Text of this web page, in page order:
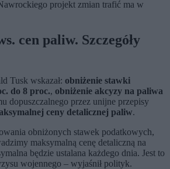
projekt zmian trafić ma w
cen paliw. Szczegóły
Tusk wskazał: obniżenie stawki
do 8 proc., obniżenie akcyzy na paliwa
dopuszczalnego przez unijne przepisy
ceny detalicznej paliw.
obniżonych stawek podatkowych,
maksymalną cenę detaliczną na
będzie ustalana każdego dnia. Jest to
wojennego – wyjaśnił polityk.